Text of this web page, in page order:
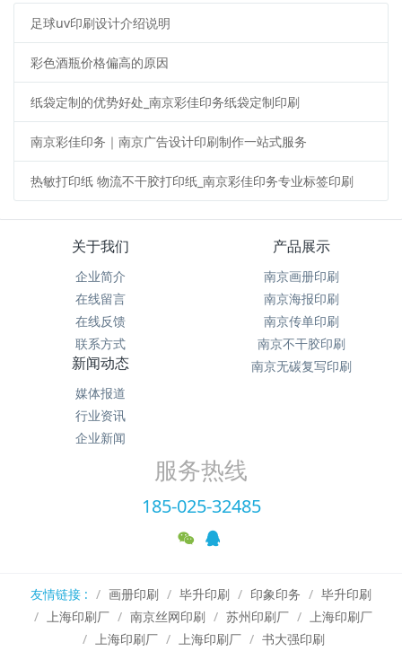
足球uv印刷设计介绍说明
彩色酒瓶价格偏高的原因
纸袋定制的优势好处_南京彩佳印务纸袋定制印刷
南京彩佳印务｜南京广告设计印刷制作一站式服务
热敏打印纸 物流不干胶打印纸_南京彩佳印务专业标签印刷
关于我们
企业简介
在线留言
在线反馈
联系方式
产品展示
南京画册印刷
南京海报印刷
南京传单印刷
南京不干胶印刷
南京无碳复写印刷
新闻动态
媒体报道
行业资讯
企业新闻
服务热线
185-025-32485
友情链接 : 画册印刷 毕升印刷 印象印务
毕升印刷
上海印刷厂
南京丝网印刷 苏州印刷厂
上海印刷厂
上海印刷厂
上海印刷厂 书大强印刷